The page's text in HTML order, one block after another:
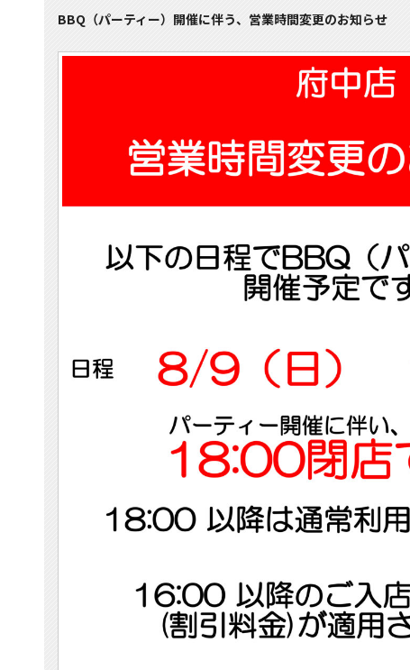
BBQ（パーティー）開催に伴う、営業時間変更のお知らせ